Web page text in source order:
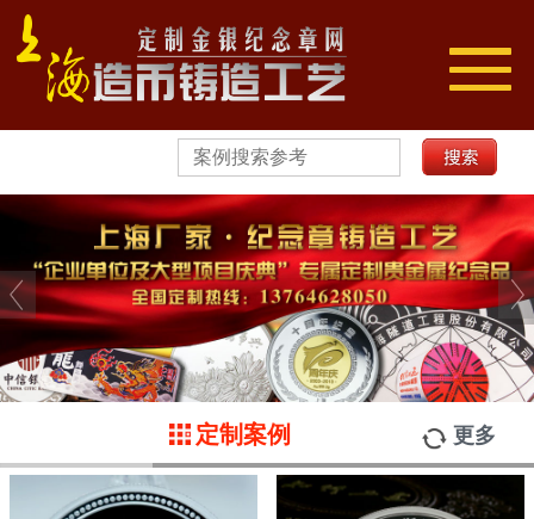
切
换
航
定制案例 更多